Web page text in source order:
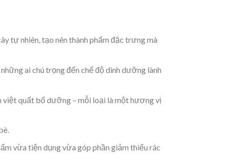
tự nhiên, tạo nên thành phẩm đặc trưng mà
ai chú trọng đến chế độ dinh dưỡng lành
việt quất bổ dưỡng – mỗi loại là một hương vị
vừa tiện dụng vừa góp phần giảm thiểu rác